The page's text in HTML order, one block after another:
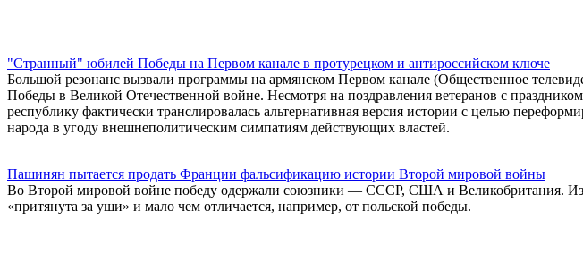
"Странный" юбилей Победы на Первом канале в протурецком и антироссийском ключе
Большой резонанс вызвали программы на армянском Первом канале (Общественное
Победы в Великой Отечественной войне. Несмотря на поздравления ветеранов с
республику фактически транслировалась альтернативная версия истории с целью
народа в угоду внешнеполитическим симпатиям действующих властей.
Пашинян пытается продать Франции фальсификацию истории Второй мировой войны
Во Второй мировой войне победу одержали союзники — СССР, США и Великобритания.
«притянута за уши» и мало чем отличается, например, от польской победы.